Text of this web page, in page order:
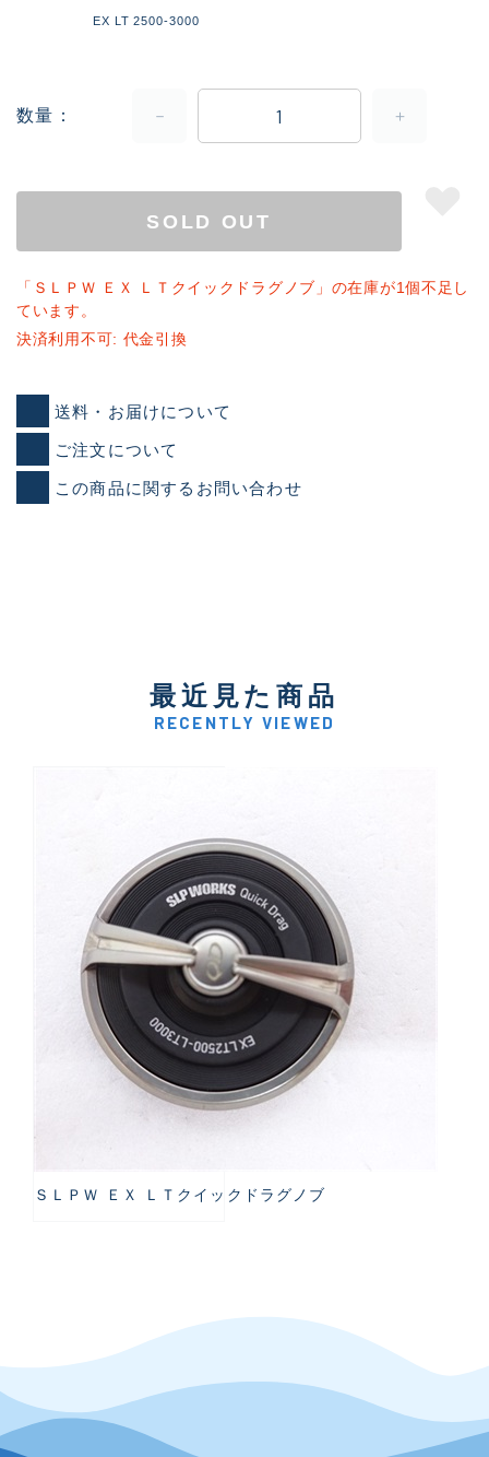
EX LT 2500-3000
数量
SOLD OUT
「ＳＬＰＷ ＥＸ ＬＴクイックドラグノブ」の在庫が1個不足し
ています。
決済利用不可: 代金引換
送料・お届けについて
ご注文について
この商品に関するお問い合わせ
最近見た商品
RECENTLY VIEWED
ＳＬＰＷ ＥＸ ＬＴクイックドラグノブ